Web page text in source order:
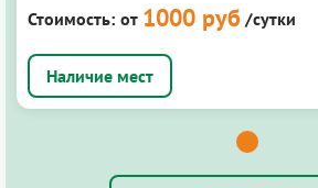
Стоимость: от 1000 руб /сутки